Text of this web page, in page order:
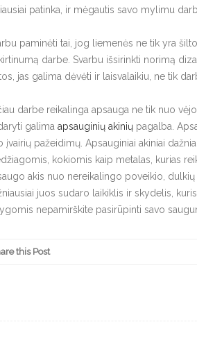
patinka, ir mėgautis savo mylimu
paminėti tai, jog liemenės ne tik yra
darbe. Svarbu išsirinkti norimą
jas galima dėvėti ir laisvalaikiu, ne tik
darbe reikalinga apsauga ne tik nuo
galima apsauginių akinių pagalba.
įvairių pažeidimų. Apsauginiai akiniai
kokiomis kaip metalas, kurias
akis nuo nereikalingo poveikio,
juos sudaro laikiklis ir skydelis,
nepamirškite pasirūpinti savo
this Post